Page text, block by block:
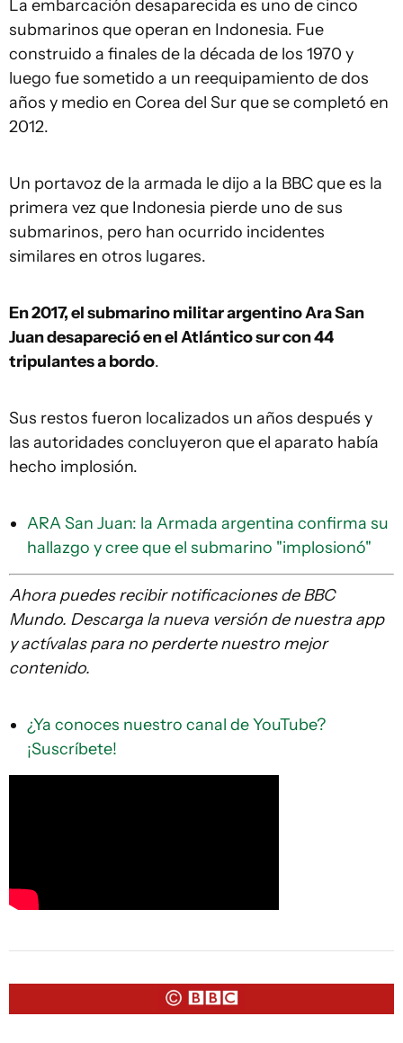
La embarcación desaparecida es uno de cinco
submarinos que operan en Indonesia. Fue
construido a finales de la década de los 1970 y
luego fue sometido a un reequipamiento de dos
años y medio en Corea del Sur que se completó en
2012.
Un portavoz de la armada le dijo a la BBC que es la
primera vez que Indonesia pierde uno de sus
submarinos, pero han ocurrido incidentes
similares en otros lugares.
En 2017, el submarino militar argentino Ara San
Juan desapareció en el Atlántico sur con 44
tripulantes a bordo.
Sus restos fueron localizados un años después y
las autoridades concluyeron que el aparato había
hecho implosión.
ARA San Juan: la Armada argentina confirma su
hallazgo y cree que el submarino "implosionó"
Ahora puedes recibir notificaciones de BBC
Mundo. Descarga la nueva versión de nuestra app
y actívalas para no perderte nuestro mejor
contenido.
¿Ya conoces nuestro canal de YouTube?
¡Suscríbete!